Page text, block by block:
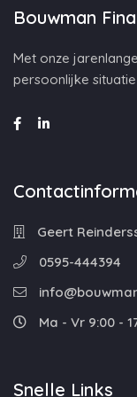
Bouwman
Met onze
persoonlijke situatie
Geert
0595-444394
Ma - Vr 9:00 -
Snelle Links